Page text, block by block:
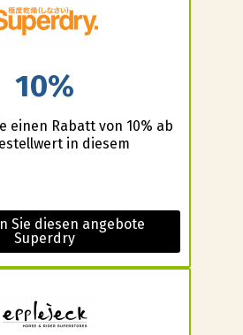
10%
einen Rabatt von 10% ab
in diesem
Sie diesen angebote
Superdry